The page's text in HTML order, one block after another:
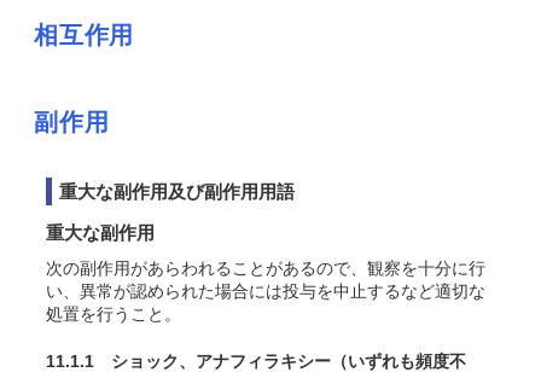
相互作用
副作用
重大な副作用及び副作用用語
重大な副作用
次の副作用があらわれることがあるので、観察を十分に行
い、異常が認められた場合には投与を中止するなど適切な
処置を行うこと。
11.1.1 ショック、アナフィラキシー （いずれも頻度不